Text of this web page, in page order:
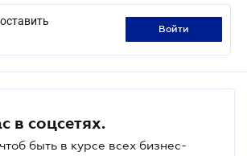
войти
в соцсетях.
быть в курсе всех бизнес-